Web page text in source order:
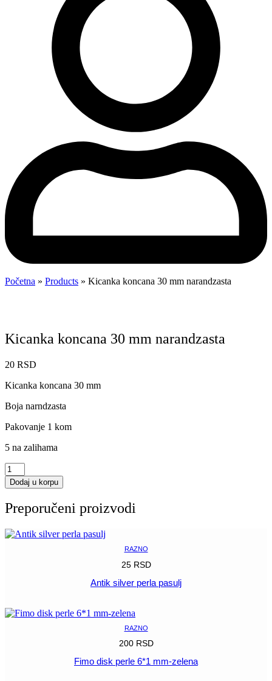
Početna » Products » Kicanka koncana 30 mm narandzasta
Kicanka koncana 30 mm narandzasta
20 RSD
Kicanka koncana 30 mm
Boja narndzasta
Pakovanje 1 kom
5 na zalihama
Kicanka
koncana
30
narandzasta
Dodaj u korpu
Preporučeni proizvodi
RAZNO
25 RSD
Antik silver perla pasulj
RAZNO
200 RSD
Fimo disk perle 6*1 mm-zelena